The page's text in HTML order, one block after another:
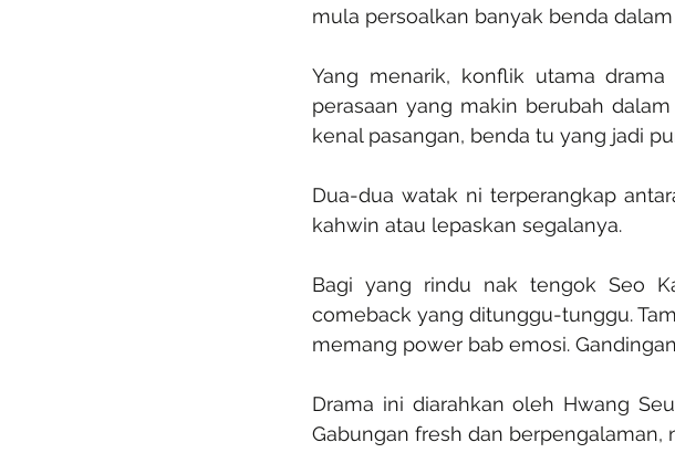
mula persoalkan banyak benda
Yang menarik, konflik utama
perasaan yang makin berubah
kenal pasangan, benda tu yang jadi
Dua-dua watak ni terperangkap
kahwin atau lepaskan segalanya.
Bagi yang rindu nak tengok Seo
comeback yang ditunggu-tunggu.
memang power bab emosi.
Drama ini diarahkan oleh Hwang
Gabungan fresh dan